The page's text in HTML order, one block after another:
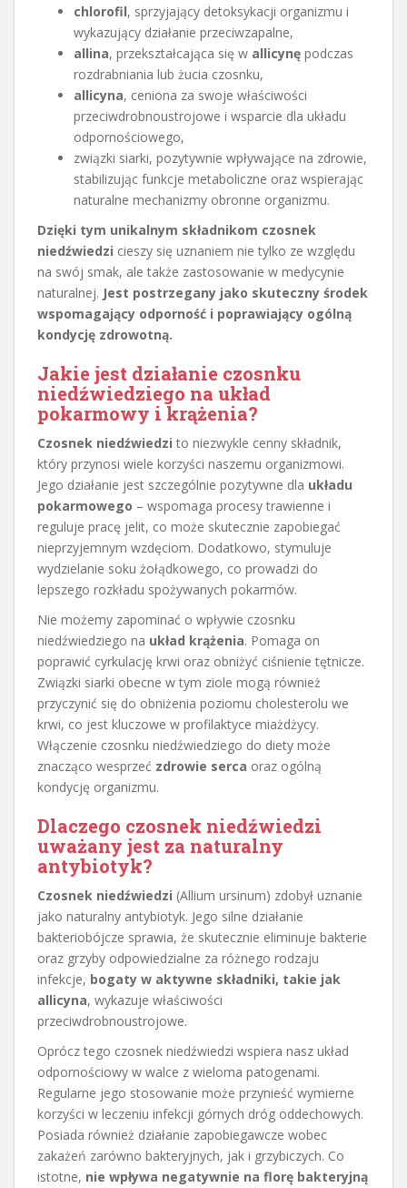
chlorofil, sprzyjający detoksykacji organizmu i
wykazujący działanie przeciwzapalne,
allina, przekształcająca się w allicynę podczas
rozdrabniania lub żucia czosnku,
allicyna, ceniona za swoje właściwości
przeciwdrobnoustrojowe i wsparcie dla układu
odpornościowego,
związki siarki, pozytywnie wpływające na zdrowie,
stabilizując funkcje metaboliczne oraz wspierając
naturalne mechanizmy obronne organizmu.
Dzięki tym unikalnym składnikom czosnek
niedźwiedzi cieszy się uznaniem nie tylko ze względu
na swój smak, ale także zastosowanie w medycynie
naturalnej. Jest postrzegany jako skuteczny środek
wspomagający odporność i poprawiający ogólną
kondycję zdrowotną.
Jakie jest działanie czosnku
niedźwiedziego na układ
pokarmowy i krążenia?
Czosnek niedźwiedzi to niezwykle cenny składnik,
który przynosi wiele korzyści naszemu organizmowi.
Jego działanie jest szczególnie pozytywne dla układu
pokarmowego – wspomaga procesy trawienne i
reguluje pracę jelit, co może skutecznie zapobiegać
nieprzyjemnym wzdęciom. Dodatkowo, stymuluje
wydzielanie soku żołądkowego, co prowadzi do
lepszego rozkładu spożywanych pokarmów.
Nie możemy zapominać o wpływie czosnku
niedźwiedziego na układ krążenia. Pomaga on
poprawić cyrkulację krwi oraz obniżyć ciśnienie tętnicze.
Związki siarki obecne w tym ziole mogą również
przyczynić się do obniżenia poziomu cholesterolu we
krwi, co jest kluczowe w profilaktyce miażdżycy.
Włączenie czosnku niedźwiedziego do diety może
znacząco wesprzeć zdrowie serca oraz ogólną
kondycję organizmu.
Dlaczego czosnek niedźwiedzi
uważany jest za naturalny
antybiotyk?
Czosnek niedźwiedzi (Allium ursinum) zdobył uznanie
jako naturalny antybiotyk. Jego silne działanie
bakteriobójcze sprawia, że skutecznie eliminuje bakterie
oraz grzyby odpowiedzialne za różnego rodzaju
infekcje, bogaty w aktywne składniki, takie jak
allicyna, wykazuje właściwości
przeciwdrobnoustrojowe.
Oprócz tego czosnek niedźwiedzi wspiera nasz układ
odpornościowy w walce z wieloma patogenami.
Regularne jego stosowanie może przynieść wymierne
korzyści w leczeniu infekcji górnych dróg oddechowych.
Posiada również działanie zapobiegawcze wobec
zakażeń zarówno bakteryjnych, jak i grzybiczych. Co
istotne, nie wpływa negatywnie na florę bakteryjną